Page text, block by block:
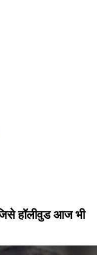
हॉलीवुड आज भी